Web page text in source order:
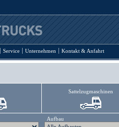
Service Unternehmen Kontakt & Anfahrt
Sattelzugmaschinen
Aufbau